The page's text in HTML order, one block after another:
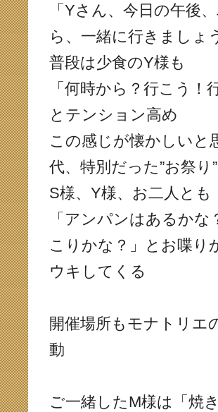
「Yさん、今日の午後
ら、一緒に行きましょ
普段は少食のY様も
「何時から？行こう！
とテンション高め
この感じが懐かしいと
代、特別だった”お祭
S様、Y様、お二人とも
「アンパンはあるか
こりかな？」とお喋り
ウキしてくる
開催場所もモナトリエ
動
ご一緒したM様は「焼